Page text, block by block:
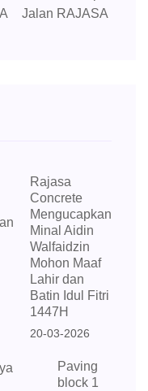
Rajasa
Concrete
Mengucapkan
Minal Aidin
Walfaidzin
Mohon Maaf
Lahir dan
Batin Idul Fitri
1447H
20-03-2026
Paving
block 1